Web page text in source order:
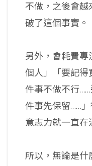
不做，之後會越
破了這個事實。
另外，會耗費
個人」「要記得
件事不做不行
件事先保留……」
意志力就一直在
所以，無論是什